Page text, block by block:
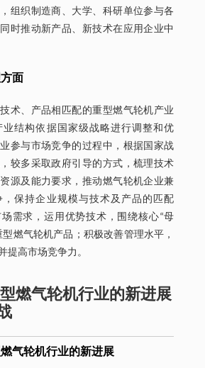
组织制造商、大学、科研单位参与各
时推动新产品、新技术在应用企业中
面
术、产品相匹配的重型燃气轮机产业
业结构依据国家级战略进行调整和优
参与市场竞争的过程中，根据国家战
较多采取政府引导的方式，梳理技术
源及能力要求，推动燃气轮机企业兼
，保持企业规模与技术及产品的匹配
需求，运用优势技术，围绕核心“母
燃气轮机产品；积极改善管理水平，
提高市场竞争力。
燃气轮机行业的新进展
燃气轮机行业的新进展